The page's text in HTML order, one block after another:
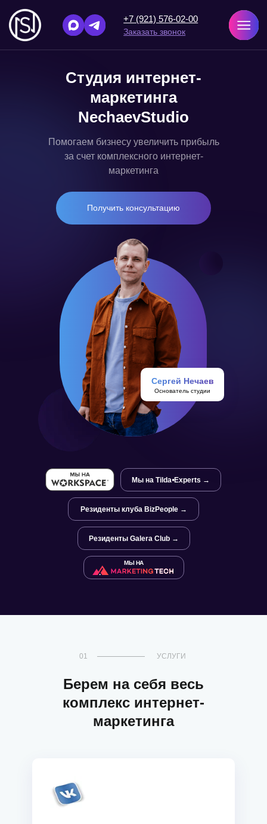
Заказать звонок
+7 (921) 576-02-00
Студия интернет-
маркетинга
NechaevStudio
Помогаем бизнесу увеличить прибыль
за счет комплексного интернет-
маркетинга
Получить консультацию
Сергей Нечаев
Основатель студии
Резиденты Galera Club →
Резиденты клуба BizPeople →
Мы на Tilda⦁Experts →
МЫ НА
01 УСЛУГИ
Берем на себя весь
комплекс интернет-
маркетинга